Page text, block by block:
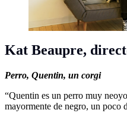
Kat Beaupre,
Perro, Quentin, un corgi
“Quentin es un perro muy
mayormente de negro, un poco